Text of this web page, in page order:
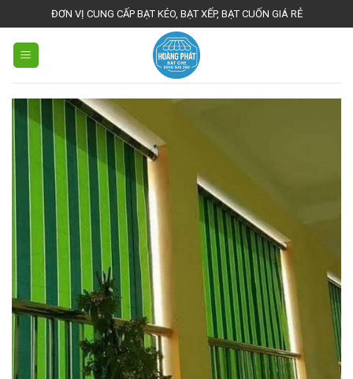
to
content
ĐƠN VỊ CUNG CẤP BẠT KÉO, BẠT XẾP, BẠT CUỐN GIÁ RẺ